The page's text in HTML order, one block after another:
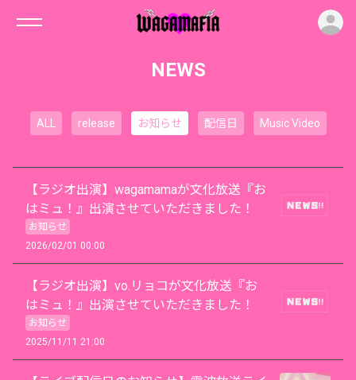
NEWS
ALL release お知らせ 配信日 Music Video
【ラジオ出演】wagamamaが文化放送『お
はミュ！』出演させていただきました！
お知らせ
2026/02/01 00:00
【ラジオ出演】vo.リョコが文化放送『お
はミュ！』出演させていただきました！
お知らせ
2025/11/11 21:00